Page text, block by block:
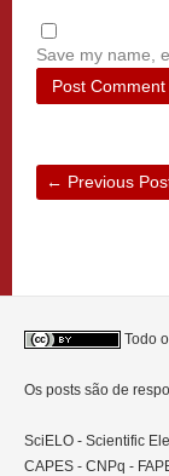
Save my name,
← Previous
Todo
Os posts são de
SciELO - Scientific
CAPES - CNPq -